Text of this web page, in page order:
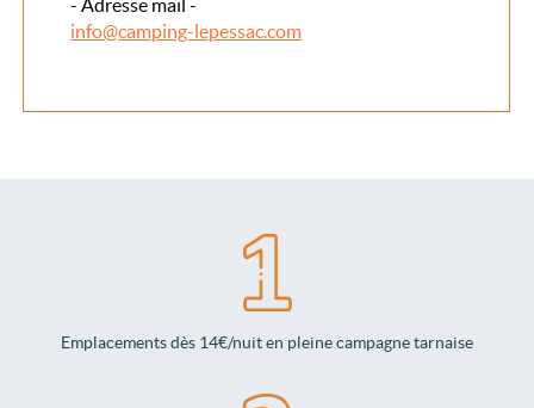
Emplacements dès 14€/nuit en pleine campagne tarnaise
- Adresse mail -
info@camping-lepessac.com